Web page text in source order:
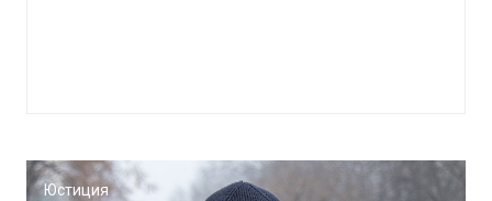
Юстиция